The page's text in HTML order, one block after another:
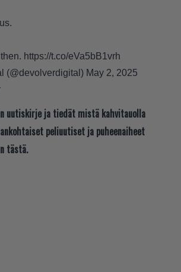
https://t.co/eVa5bB1vrh
(@devolverdigital) May 2, 2025
uutiskirje ja tiedät mistä kahvitauolla
peliuutiset ja puheenaiheet
tästä.